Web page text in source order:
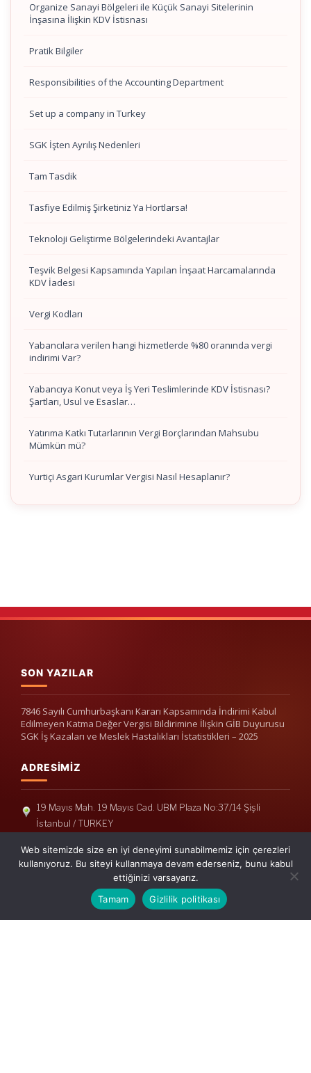
Organize Sanayi Bölgeleri ile Küçük Sanayi Sitelerinin
İnşasına İlişkin KDV İstisnası
Pratik Bilgiler
Responsibilities of the Accounting Department
Set up a company in Turkey
SGK İşten Ayrılış Nedenleri
Tam Tasdik
Tasfiye Edilmiş Şirketiniz Ya Hortlarsa!
Teknoloji Geliştirme Bölgelerindeki Avantajlar
Teşvik Belgesi Kapsamında Yapılan İnşaat Harcamalarında
KDV İadesi
Vergi Kodları
Yabancılara verilen hangi hizmetlerde %80 oranında vergi
indirimi Var?
Yabancıya Konut veya İş Yeri Teslimlerinde KDV İstisnası?
Şartları, Usul ve Esaslar…
Yatırıma Katkı Tutarlarının Vergi Borçlarından Mahsubu
Mümkün mü?
Yurtiçi Asgari Kurumlar Vergisi Nasıl Hesaplanır?
SON YAZILAR
7846 Sayılı Cumhurbaşkanı Kararı Kapsamında İndirimi Kabul
Edilmeyen Katma Değer Vergisi Bildirimine İlişkin GİB Duyurusu
SGK İş Kazaları ve Meslek Hastalıkları İstatistikleri – 2025
ADRESIMIZ
19 Mayıs Mah. 19 Mayıs Cad. UBM Plaza No:37/14 Şişli
İstanbul / TURKEY
Telefon: +90(212) 240 33 39
Telefon: +90(212) 248 19 36
info@erisymm.com
Web sitemizde size en iyi deneyimi sunabilmemiz için çerezleri
kullanıyoruz. Bu siteyi kullanmaya devam ederseniz, bunu kabul
ettiğinizi varsayarız.
Tamam
Gizlilik politikası